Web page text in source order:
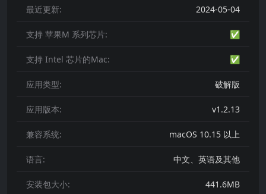
最近更新: 2024-05-04
支持 苹果M 系列芯片: ✅
支持 Intel 芯片的Mac: ✅
应用类型: 破解版
应用版本: v1.2.13
兼容系统: macOS 10.15 以上
语言: 中文、英语及其他
安装包大小: 441.6MB